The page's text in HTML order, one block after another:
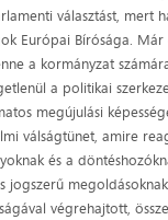
választást, mert
Európai Bírósága. Már
a kormányzat
a politikai
megújulási
válságtünet, amire
és a
jogszerű
végrehajtott,